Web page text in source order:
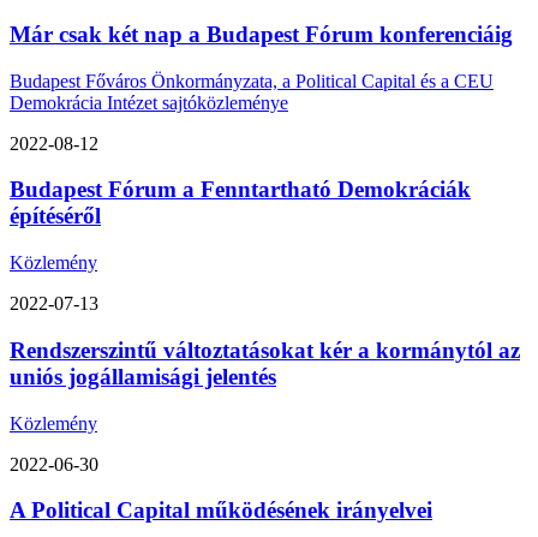
Már csak két nap a Budapest Fórum konferenciáig
Budapest Főváros Önkormányzata, a Political Capital és a CEU
Demokrácia Intézet sajtóközleménye
2022-08-12
Budapest Fórum a Fenntartható Demokráciák
építéséről
Közlemény
2022-07-13
Rendszerszintű változtatásokat kér a kormánytól az
uniós jogállamisági jelentés
Közlemény
2022-06-30
A Political Capital működésének irányelvei